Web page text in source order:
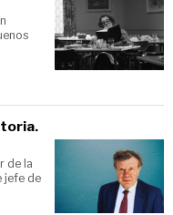
de la
jefe de